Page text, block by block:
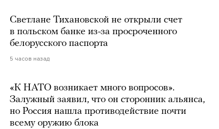
Светлане Тихановской не открыли счет
в польском банке из-за просроченного
белорусского паспорта
5 часов назад
«К НАТО возникает много вопросов».
Залужный заявил, что он сторонник альянса,
но Россия нашла противодействие почти
всему оружию блока